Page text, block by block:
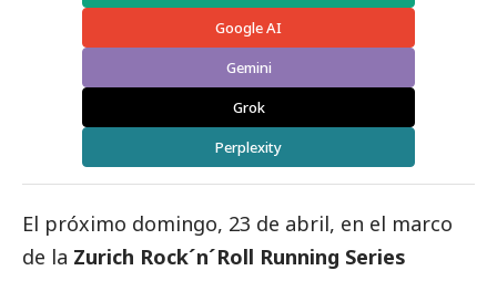
Google AI
Gemini
Grok
Perplexity
El próximo domingo, 23 de abril, en el marco
de la Zurich Rock´n´Roll Running Series